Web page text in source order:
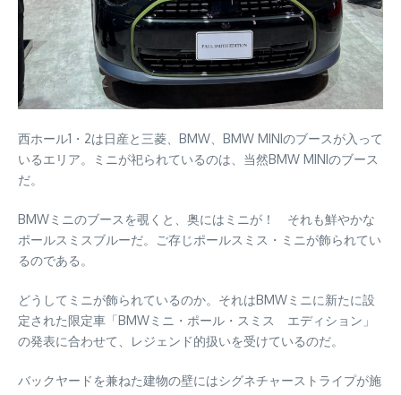
西ホール1・2は日産と三菱、BMW、BMW MINIのブースが入って
いるエリア。ミニが祀られているのは、当然BMW MINIのブース
だ。
BMWミニのブースを覗くと、奥にはミニが！ それも鮮やかな
ポールスミスブルーだ。ご存じポールスミス・ミニが飾られてい
るのである。
どうしてミニが飾られているのか。それはBMWミニに新たに設
定された限定車「BMWミニ・ポール・スミス エディション」
の発表に合わせて、レジェンド的扱いを受けているのだ。
バックヤードを兼ねた建物の壁にはシグネチャーストライプが施